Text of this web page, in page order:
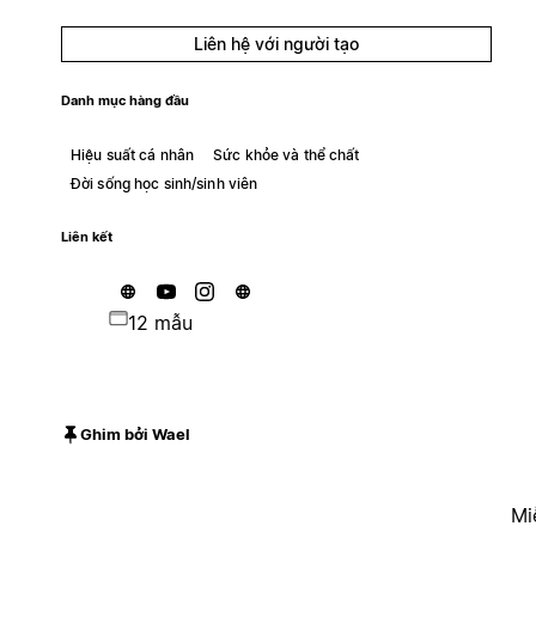
Liên hệ với người tạo
Danh mục hàng đầu
Hiệu suất cá nhân
Sức khỏe và thể chất
Đời sống học sinh/sinh viên
Liên kết
12 mẫu
Ghim bởi Wael